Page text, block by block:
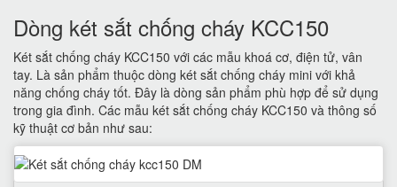
Dòng két sắt chống cháy KCC150
Két sắt chống cháy KCC150 với các mẫu khoá cơ, điện tử, vân
tay. Là sản phẩm thuộc dòng két sắt chống cháy mini với khả
năng chống cháy tốt. Đây là dòng sản phẩm phù hợp để sử dụng
trong gia đình. Các mẫu két sắt chống cháy KCC150 và thông số
kỹ thuật cơ bản như sau: